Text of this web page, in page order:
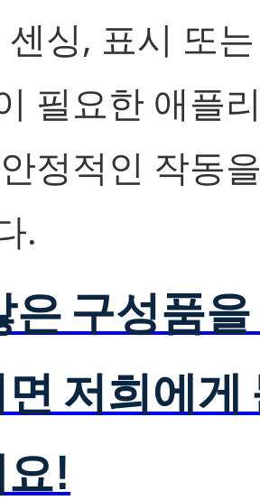
센싱, 표시 또
필요한 애플
정적인 작동
.
은 구성품
저희에게
!